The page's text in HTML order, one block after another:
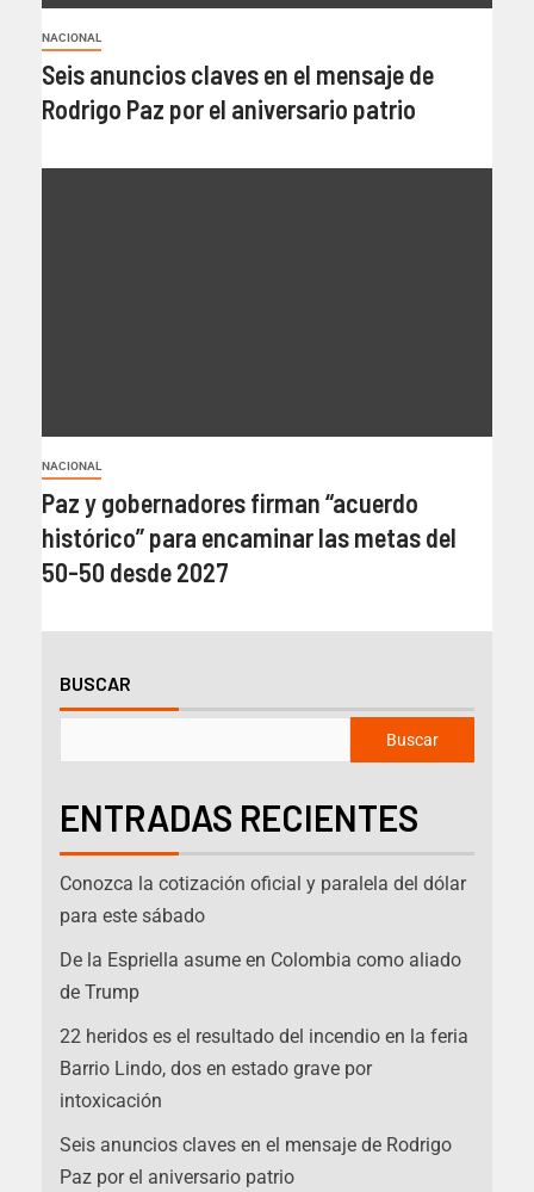
NACIONAL
Seis anuncios claves en el mensaje de
Rodrigo Paz por el aniversario patrio
NACIONAL
Paz y gobernadores firman “acuerdo
histórico” para encaminar las metas del
50-50 desde 2027
BUSCAR
Buscar
ENTRADAS RECIENTES
Conozca la cotización oficial y paralela del dólar
para este sábado
De la Espriella asume en Colombia como aliado
de Trump
22 heridos es el resultado del incendio en la feria
Barrio Lindo, dos en estado grave por
intoxicación
Seis anuncios claves en el mensaje de Rodrigo
Paz por el aniversario patrio